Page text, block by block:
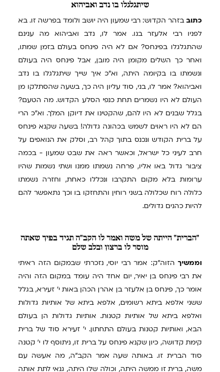
שיתגלגלו בו נדב ואביהוא
כתוב בזהר הקדוש: רבי שמעון היה יושב ולומד בפרשה זו. בא
לפניו רבי אלעזר בנו. אמר לו, נדב ואביהוא מה ענינם
שהתגלגלו בפינחס? אם לא היה פינחס בעולם בזמן שמתו,
ואחר כך השלים מקומן היה מובן, אבל פינחס היה בעולם
ונשמתו בו בקיומה היתה, וא"כ איך שייך שיתגלגלו בו נדב
ואביהוא? אמר לו, בני, סוד עליון היה כך, בשעה שהסתלקו מן
העולם לא היו נשמרים תחת כנפי הסלע הקדוש. מה הטעם?
בגלל שבנים לא היו להם, שהקטינו את דיוקן המלך. וא"כ הרי
הם לא היו ראוים לשמש בכהונה גדולה! בשעה שקנא פינחס
על ברית הקודש ונכנס בתוך קהל רב, וסלק את הנואפים על
חרב לעיני כל ישראל, וכאשר ראה את שבט שמעון - בכמה
ציבור גדול באו אליו, פרחה נשמתו ממנו ושתי נשמות שהיו
ערומות בלא מקום התקרבו ונכללו כאחת, וחזרה נשמתו
כלולה רוח שכלולה בשני רוחין והתחזקו בו וכך נתאפשר להם
להיות כהנים גדולים.
"הברית" הייתה של משה ואמר לו הקב"ה תגיד בפיך שאתה
מוסר לו ברצון ובלב שלם
וממשיך הזוה"ק: אמר רבי יוסי, נזכרתי שבמקום הזה ראיתי
את רבי פינחס בן יאיר, יום אחד היה עומד במקום הזה והיה
אומר כך, פינחס בן אלעזר בן אהרן הכהן באות י' זעירא, בגלל
ששני אלפא ביתא רשומים, אלפא ביתא של אותיות גדולות
ואלפא ביתא של אותיות קטנות. אותיות גדולות הן בעולם
הבא, ואותיות קטנות בעולם התחתון. י' זעירא סוד של ברית
קימת קדושה, כיון שקנא פינחס על ברית זו, ניתוסף לו י' קטנה
סוד הברית זו. באותה שעה אמר הקב"ה, מה אעשה עם
משה, ברית זו ממשה היתה, וכולה שלו היתה, גנאי לתת אותה